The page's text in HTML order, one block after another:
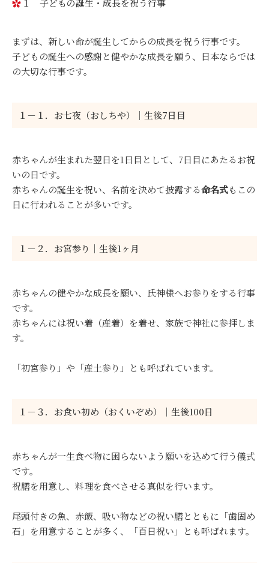
１ 子どもの誕生・成長を祝う行事
まずは、新しい命が誕生してからの成長を祝う行事です。
子どもの誕生への感謝と健やかな成長を願う、日本ならでは
の大切な行事です。
１－１．お七夜（おしちや）｜生後7日目
赤ちゃんが生まれた翌日を1日目として、7日目にあたるお祝
いの日です。
赤ちゃんの誕生を祝い、名前を決めて披露する命名式もこの
日に行われることが多いです。
１－２．お宮参り｜生後1ヶ月
赤ちゃんの健やかな成長を願い、氏神様へお参りをする行事
です。
赤ちゃんには祝い着（産着）を着せ、家族で神社に参拝しま
す。
「初宮参り」や「産土参り」とも呼ばれています。
１－３．お食い初め（おくいぞめ）｜生後100日
赤ちゃんが一生食べ物に困らないよう願いを込めて行う儀式
です。
祝膳を用意し、料理を食べさせる真似を行います。
尾頭付きの魚、赤飯、吸い物などの祝い膳とともに「歯固め
石」を用意することが多く、「百日祝い」とも呼ばれます。